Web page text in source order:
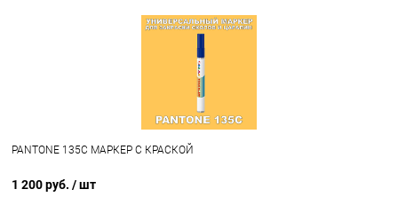
PANTONE 135C МАРКЕР С КРАСКОЙ
1 200 руб. / шт